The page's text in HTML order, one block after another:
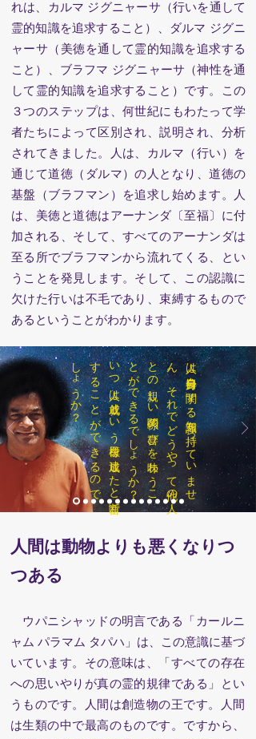
れは、カルマ ジグニャーサ（行いを通して
霊的知識を追求すること）、ダルマ ジグニ
ャーサ（美徳を通して霊的知識を追求する
こと）、ブラフマ ジグニャーサ（神性を通
して霊的知識を追求すること）です。この
３つのステップは、何世紀にもわたって学
者たちによって区別され、説明され、分析
されてきました。人は、カルマ（行い）を
通じて道徳（ダルマ）の人となり、道徳の
基盤（ブラフマン）を追求し始めます。人
は、美徳と道徳はアーナンダ〔至福〕に付
加される、そして、すべてのアーナンダは
至る所でブラフマンから流れてくる、とい
うことを発見します。そして、この認識に
欠けた行いは不毛であり、束縛するもので
あるということがわかります。
人は
自分自身に
関す
る
知識を
持っ
て
い
ま
せ
ん
。
そ
れ
で
ど
う
や
っ
て
他の
人
と
の
親し
い
関係の
喜び
を
味わ
う
こ
と
が
で
き
る
で
し
ょ
う
か
？
い
つ
人は
成就と
い
う
目標を
達成し
た
と
断言
す
る
こ
と
が
で
き
る
の
で
し
ょ
う
か
？
人間は動物よりも悪くなりつ
つある
ウパニシャッドの明言である「カールニ
ャム パラマム タパハ」は、この意識に基づ
いています。その意味は、「すべての存在
への思いやりが真の霊的規律である」とい
うものです。人間は創造物の王です。人間
は生類の中で最高のものです。ですから、